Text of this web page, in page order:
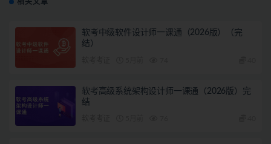
相关文章
软考中级软件设计师一课通（2026版）（完
结）
软考高级系统架构设计师一课通（2026版）完
结